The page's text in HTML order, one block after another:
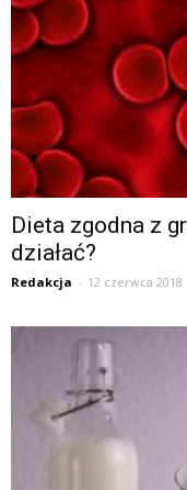
Dieta zgodna z
działać?
Redakcja - 12 czerwca 2018